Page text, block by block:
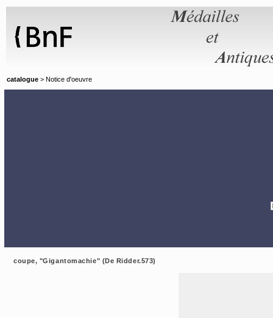
catalogue > Notice d'oeuvre
coupe, "Gigantomachie" (De Ridder.573)